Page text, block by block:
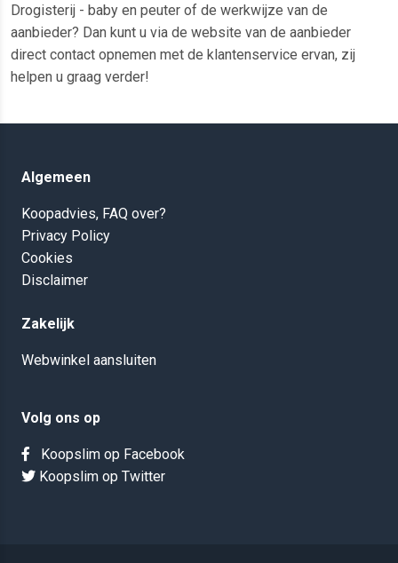
Drogisterij - baby en peuter of de werkwijze van de
aanbieder? Dan kunt u via de website van de aanbieder
direct contact opnemen met de klantenservice ervan, zij
helpen u graag verder!
Algemeen
Koopadvies, FAQ over?
Privacy Policy
Cookies
Disclaimer
Zakelijk
Webwinkel aansluiten
Volg ons op
Koopslim op Facebook
Koopslim op Twitter